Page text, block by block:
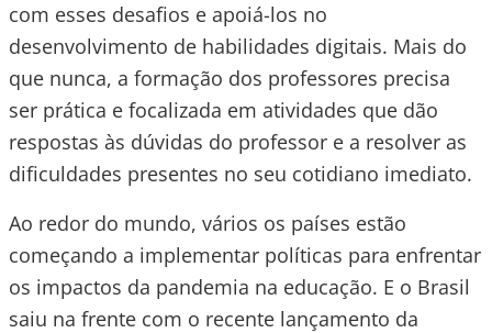
com esses desafios e apoiá-los no
desenvolvimento de habilidades digitais. Mais do
que nunca, a formação dos professores precisa
ser prática e focalizada em atividades que dão
respostas às dúvidas do professor e a resolver as
dificuldades presentes no seu cotidiano imediato.
Ao redor do mundo, vários os países estão
começando a implementar políticas para enfrentar
os impactos da pandemia na educação. E o Brasil
saiu na frente com o recente lançamento da